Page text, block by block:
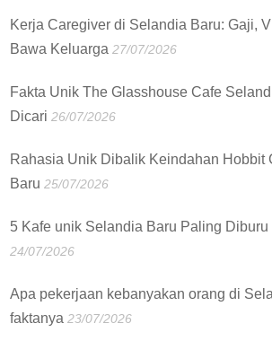
Kerja Caregiver di Selandia Baru: Gaji,
Bawa Keluarga 27/07/2026
Fakta Unik The Glasshouse Cafe
Dicari 26/07/2026
Rahasia Unik Dibalik Keindahan Hobbit
Baru 25/07/2026
5 Kafe unik Selandia Baru Paling
24/07/2026
Apa pekerjaan kebanyakan orang di
faktanya 23/07/2026